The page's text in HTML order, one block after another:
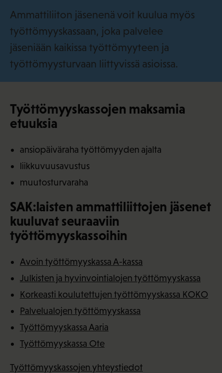
Ammattiliiton jäsenenä voit kuulua myös
työttömyyskassaan, joka palvelee
jäseniään kaikissa työttömyyteen ja
työttömyysturvaan liittyvissä asioissa.
Työttömyyskassojen maksamia
etuuksia
ansiopäiväraha työttömyyden ajalta
liikkuvuusavustus
muutosturvaraha
SAK:laisten ammattiliittojen jäsenet
kuuluvat seuraaviin
työttömyyskassoihin
Avoin työttömyyskassa A-kassa
Julkisten ja hyvinvointialojen työttömyyskassa
Korkeasti koulutettujen työttömyyskassa KOKO
Palvelualojen työttömyyskassa
Työttömyyskassa Aaria
Työttömyyskassa Ote
Työttömyyskassojen yhteystiedot